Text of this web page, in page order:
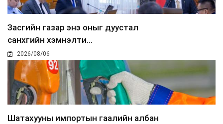
Засгийн газар энэ оныг дуустал
санхүүгийн хэмнэлти...
2026/08/06
Шатахууны импортын гаалийн албан